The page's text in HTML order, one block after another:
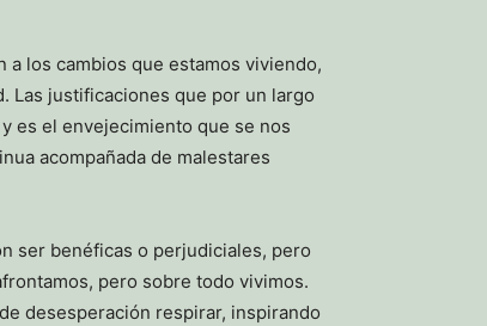
los cambios que estamos viviendo,
Las justificaciones que por un largo
es el envejecimiento que se nos
acompañada de malestares
ser benéficas o perjudiciales, pero
pero sobre todo vivimos.
desesperación respirar, inspirando